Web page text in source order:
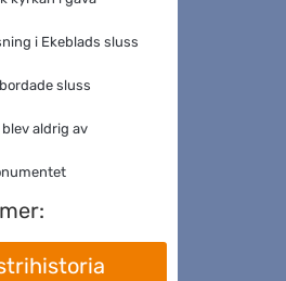
i Ekeblads sluss
sluss
aldrig av